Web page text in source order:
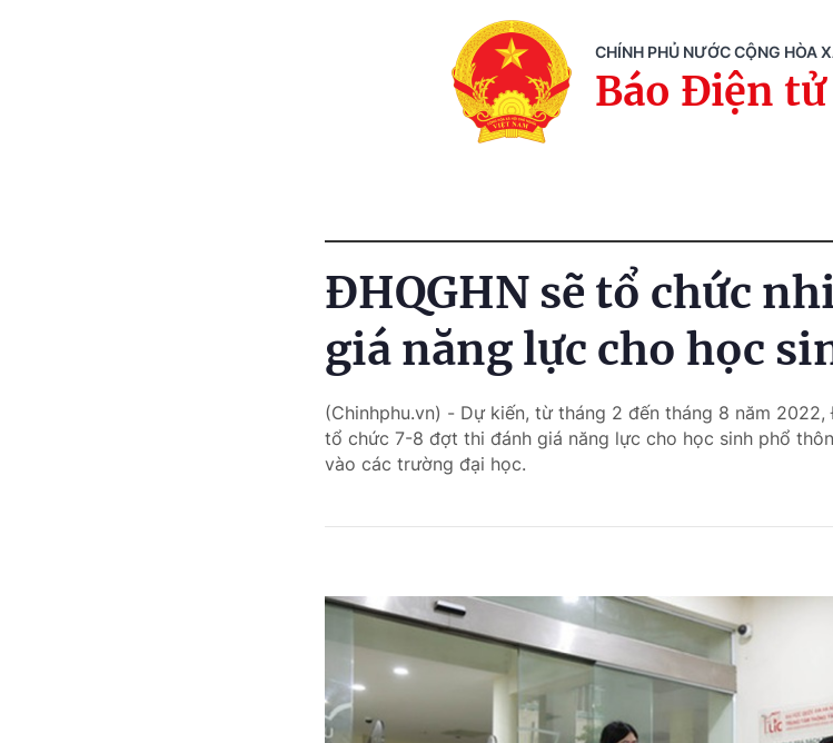
CHÍNH PHỦ NƯỚC CỘNG HÒA
Báo Điện
ĐHQGHN sẽ tổ chức
giá năng lực cho học
(Chinhphu.vn) - Dự kiến, từ tháng 2 đến tháng 8 năm
tổ chức 7-8 đợt thi đánh giá năng lực cho học sinh phổ
vào các trường đại học.